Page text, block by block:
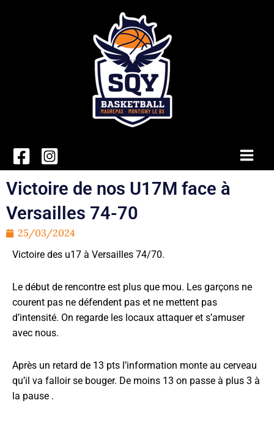
Main
Victoire de nos U17M face à
Versailles 74-70
25/03/2024
Victoire des u17 à Versailles 74/70.
Le début de rencontre est plus que mou. Les garçons ne
courent pas ne défendent pas et ne mettent pas
d’intensité. On regarde les locaux attaquer et s’amuser
avec nous.
Après un retard de 13 pts l’information monte au cerveau
qu’il va falloir se bouger. De moins 13 on passe à plus 3 à
la pause .